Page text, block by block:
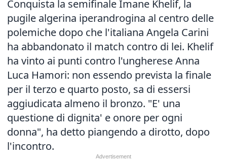
Conquista la semifinale Imane Khelif, la
pugile algerina iperandrogina al centro delle
polemiche dopo che l'italiana Angela Carini
ha abbandonato il match contro di lei. Khelif
ha vinto ai punti contro l'ungherese Anna
Luca Hamori: non essendo prevista la finale
per il terzo e quarto posto, sa di essersi
aggiudicata almeno il bronzo. "E' una
questione di dignita' e onore per ogni
donna", ha detto piangendo a dirotto, dopo
l'incontro.